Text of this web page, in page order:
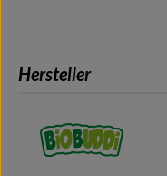
Hersteller